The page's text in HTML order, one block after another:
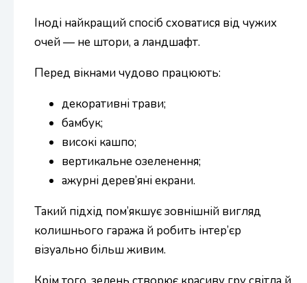
Іноді найкращий спосіб сховатися від чужих
очей — не штори, а ландшафт.
Перед вікнами чудово працюють:
декоративні трави;
бамбук;
високі кашпо;
вертикальне озеленення;
ажурні дерев’яні екрани.
Такий підхід пом’якшує зовнішній вигляд
колишнього гаража й робить інтер’єр
візуально більш живим.